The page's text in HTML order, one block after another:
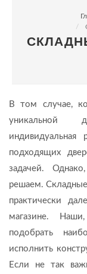
В том случае,
уникальной
подходящих
задачей.
решаем.
практически
магазине.
подобрать
исполнить
Если не так